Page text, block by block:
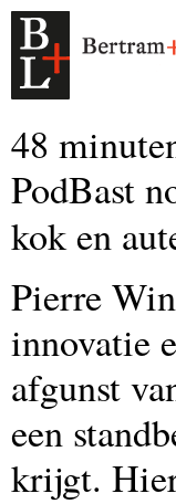
48
PodBast
kok en
Pierre
innovatie
afgunst
een
krijgt.